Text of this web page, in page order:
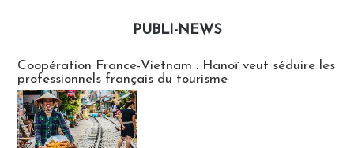
PUBLI-NEWS
Coopération France-Vietnam : Hanoï veut séduire les
professionnels français du tourisme